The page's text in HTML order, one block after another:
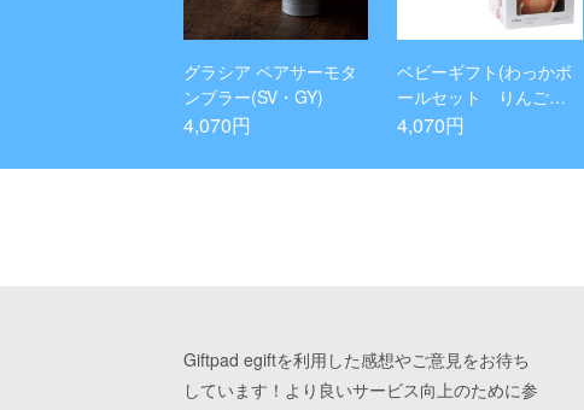
グラシア ペアサーモタ
ンブラー(SV・GY)
4,070円
ベビーギフト(わっかボ
ールセット りんご・
しまりす)
4,070円
Giftpad egiftを利用した感想やご意見をお待ち
しています！より良いサービス向上のために参